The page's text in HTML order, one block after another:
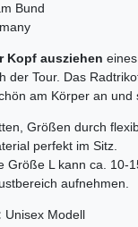
Bund
Kopf ausziehen
der Tour. Das
am Körper an und
Größen durch
perfekt im Sitz.
Größe L kann ca. 10-
aufnehmen.
Unisex Modell